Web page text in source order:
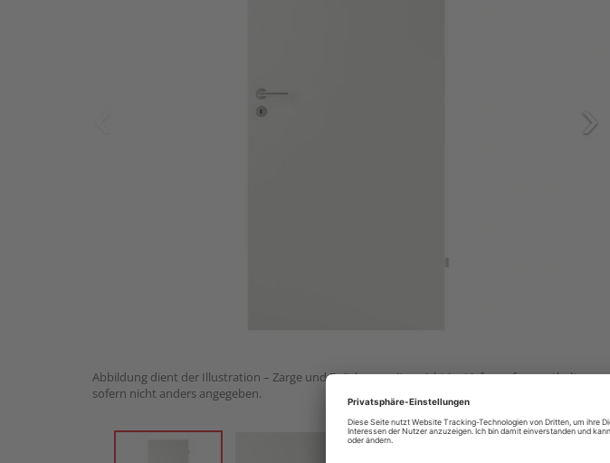
Abbildung dient der Illustration – Zarge und Drückergarnitur nicht im Lieferumfang enthalten,
sofern nicht anders angegeben.